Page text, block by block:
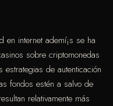
en internet ademí¡s se ha
sobre criptomonedas
de autenticación
fondos estén a salvo de
relativamente más